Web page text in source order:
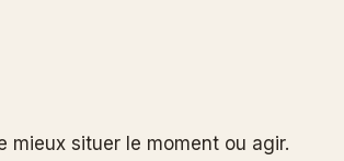
mieux situer le moment ou agir.